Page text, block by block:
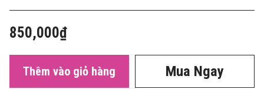
850,000₫
Thêm vào giỏ hàng Mua Ngay